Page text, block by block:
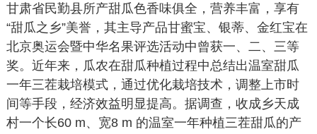
甘肃省民勤县所产甜瓜色香味俱全，营养丰富，享有
“甜瓜之乡”美誉，其主导产品甘蜜宝、银蒂、金红宝在
北京奥运会暨中华名果评选活动中曾获一、二、三等
奖。近年来，瓜农在甜瓜种植过程中总结出温室甜瓜
一年三茬栽培模式，通过优化栽培技术，调整上市时
间等手段，经济效益明显提高。据调查，收成乡天成
村一个长60 m、宽8 m 的温室一年种植三茬甜瓜的产